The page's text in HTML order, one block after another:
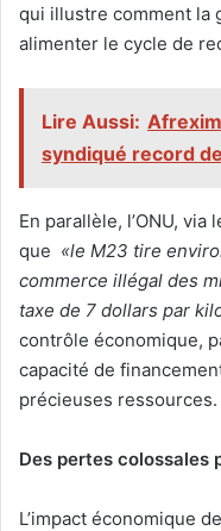
qui illustre comment la
alimenter le cycle de
Lire Aussi:
syndiqué record
En parallèle, l’ONU,
que «le M23 tire
commerce illégal des
taxe de 7 dollars par
contrôle économique,
capacité de
précieuses ressources.
Des pertes colossales
L’impact économique